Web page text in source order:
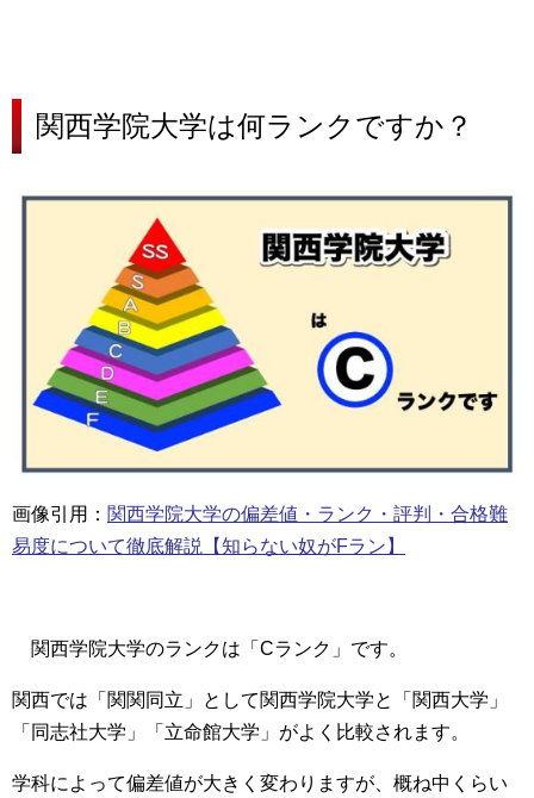
関西学院大学は何ランクですか？
画像引用： 関西学院大学の偏差値・ランク・評判・合格難
易度について徹底解説【知らない奴がFラン】
関西学院大学のランクは「Cランク」です。
関西では「関関同立」として関西学院大学と「関西大学」
「同志社大学」「立命館大学」がよく比較されます。
学科によって偏差値が大きく変わりますが、概ね中くらい